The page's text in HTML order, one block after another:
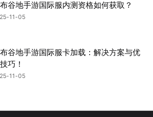
谷地手游国际服内测资格如何获取？
11-05
谷地手游国际服卡加载：解决方案与优
巧！
11-05